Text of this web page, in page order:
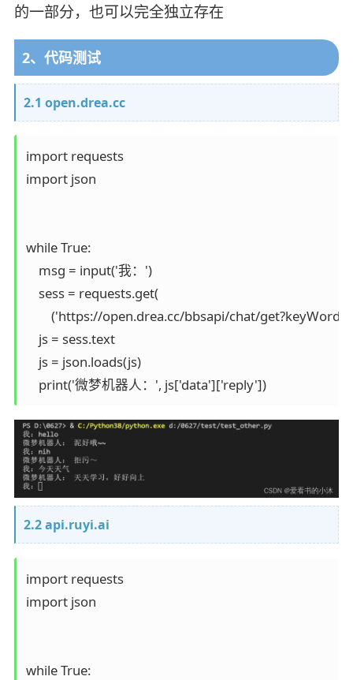
的一部分，也可以完全独立存在
2、代码测试
2.1 open.drea.cc
import requests
import json
while True:
    msg = input('我：')
    sess = requests.get(
('https://open.drea.cc/bbsapi/chat/
    js = sess.text
    js = json.loads(js)
    print('微梦机器人：', js['data']['reply'])
2.2 api.ruyi.ai
import requests
import json
while True: